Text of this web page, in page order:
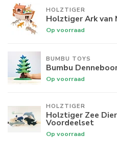
HOLZTIGER
Holztiger Ark van
Op voorraad
BUMBU TOYS
Bumbu
Op voorraad
HOLZTIGER
Holztiger Zee
Voordeelset
Op voorraad